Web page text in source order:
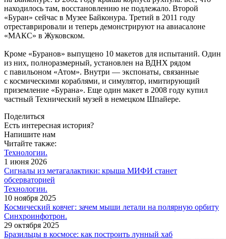
находилось там, восстановлению не подлежало. Второй
«Буран» сейчас в Музее Байконура. Третий в 2011 году
отреставрировали и теперь демонстрируют на авиасалоне
«МАКС» в Жуковском.
Кроме «Буранов» выпущено 10 макетов для испытаний. Один
из них, полноразмерный, установлен на ВДНХ рядом
с павильоном «Атом». Внутри — ​экспонаты, связанные
с космическими кораблями, и симулятор, имитирующий
приземление «Бурана». Еще один макет в 2008 году купил
частный Технический музей в немецком Шпайере.
Поделиться
Есть интересная история?
Напишите нам
Читайте также:
Технологии.
1 июня 2026
Сигналы из метагалактики: крыша МИФИ станет
обсерваторией
Технологии.
10 ноября 2025
Космический ковчег: зачем мыши летали на полярную орбиту
Синхроинфотрон.
29 октября 2025
Бразильцы в космосе: как построить лунный хаб